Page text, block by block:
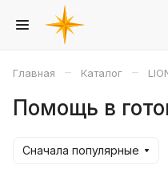
Главная – Каталог –
Помощь в
Сначала популярные